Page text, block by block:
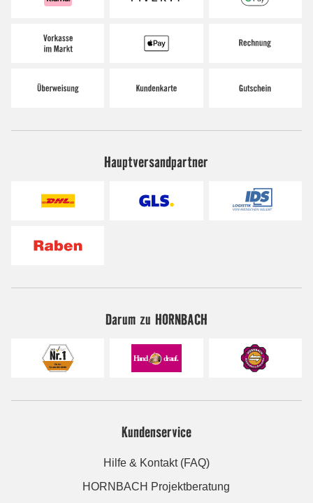
Hauptversandpartner
Darum zu HORNBACH
Kundenservice
Hilfe & Kontakt (FAQ)
HORNBACH Projektberatung